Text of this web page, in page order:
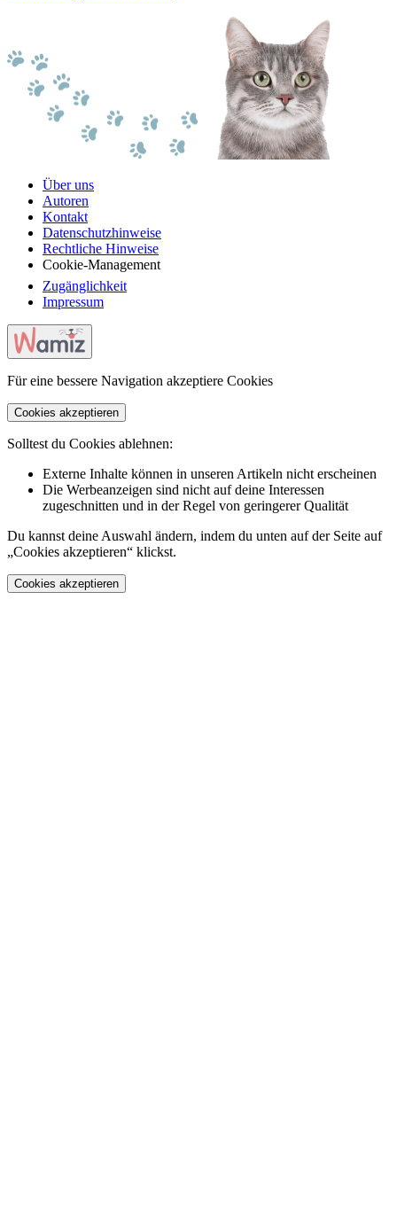
Über uns
Autoren
Kontakt
Datenschutzhinweise
Rechtliche Hinweise
Cookie-Management
Zugänglichkeit
Impressum
Für eine bessere Navigation akzeptiere Cookies
Cookies akzeptieren
Solltest du Cookies ablehnen:
Externe Inhalte können in unseren Artikeln nicht erscheinen
Die Werbeanzeigen sind nicht auf deine Interessen
zugeschnitten und in der Regel von geringerer Qualität
Du kannst deine Auswahl ändern, indem du unten auf der Seite auf
„Cookies akzeptieren“ klickst.
Cookies akzeptieren